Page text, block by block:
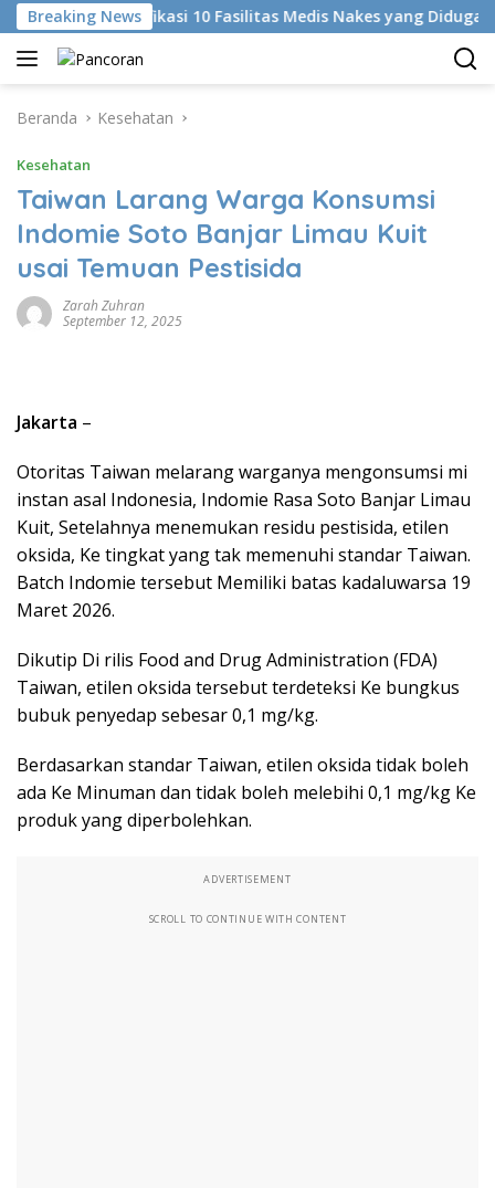
Langsung
ke
konten
Breaking News
KKI Identifikasi 10 Fasilitas Medis Nakes yang Diduga
Beranda Kesehatan
Kesehatan
Taiwan Larang Warga Konsumsi
Indomie Soto Banjar Limau Kuit
usai Temuan Pestisida
Zarah Zuhran
September 12, 2025
Jakarta –
Otoritas Taiwan melarang warganya mengonsumsi mi
instan asal Indonesia, Indomie Rasa Soto Banjar Limau
Kuit, Setelahnya menemukan residu pestisida, etilen
oksida, Ke tingkat yang tak memenuhi standar Taiwan.
Batch Indomie tersebut Memiliki batas kadaluwarsa 19
Maret 2026.
Dikutip Di rilis Food and Drug Administration (FDA)
Taiwan, etilen oksida tersebut terdeteksi Ke bungkus
bubuk penyedap sebesar 0,1 mg/kg.
Berdasarkan standar Taiwan, etilen oksida tidak boleh
ada Ke Minuman dan tidak boleh melebihi 0,1 mg/kg Ke
produk yang diperbolehkan.
ADVERTISEMENT
SCROLL TO CONTINUE WITH CONTENT